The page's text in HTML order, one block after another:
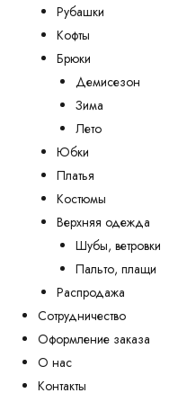
Рубашки
Кофты
Брюки
Демисезон
Зима
Лето
Юбки
Платья
Костюмы
Верхняя одежда
Шубы, ветровки
Пальто, плащи
Распродажа
Сотрудничество
Оформление заказа
О нас
Контакты